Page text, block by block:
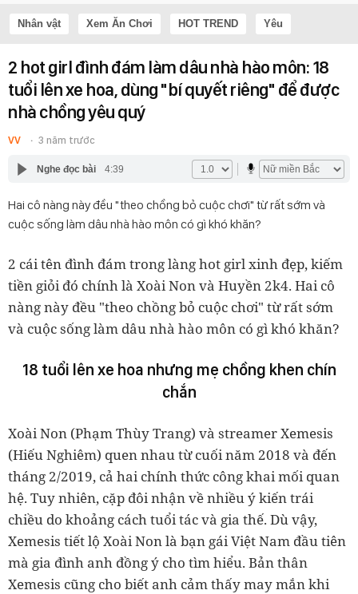
Nhân vật Xem Ăn Chơi HOT TREND Yêu
2 hot girl đình đám làm dâu nhà hào môn: 18
tuổi lên xe hoa, dùng "bí quyết riêng" để được
nhà chồng yêu quý
VV 3 năm trước
Nghe đọc bài 4:39
Hai cô nàng này đều "theo chồng bỏ cuộc chơi" từ rất sớm và
cuộc sống làm dâu nhà hào môn có gì khó khăn?
2 cái tên đình đám trong làng hot girl xinh đẹp, kiếm
tiền giỏi đó chính là Xoài Non và Huyền 2k4. Hai cô
nàng này đều "theo chồng bỏ cuộc chơi" từ rất sớm
và cuộc sống làm dâu nhà hào môn có gì khó khăn?
18 tuổi lên xe hoa nhưng mẹ chồng khen chín
chắn
Xoài Non (Phạm Thùy Trang) và streamer Xemesis
(Hiếu Nghiêm) quen nhau từ cuối năm 2018 và đến
tháng 2/2019, cả hai chính thức công khai mối quan
hệ. Tuy nhiên, cặp đôi nhận về nhiều ý kiến trái
chiều do khoảng cách tuổi tác và gia thế. Dù vậy,
Xemesis tiết lộ Xoài Non là bạn gái Việt Nam đầu tiên
mà gia đình anh đồng ý cho tìm hiểu. Bản thân
Xemesis cũng cho biết anh cảm thấy may mắn khi